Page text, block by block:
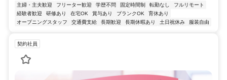
主婦・主夫歓迎 フリーター歓迎 学歴不問 固定時間制 転勤なし
フルリモート
経験者歓迎
研修あり 在宅OK 賞与あり ブランクOK
育休あり
オープニングスタッフ
交通費支給 長期歓迎 長期休暇あり 土日祝休み 服装自由
契約社員